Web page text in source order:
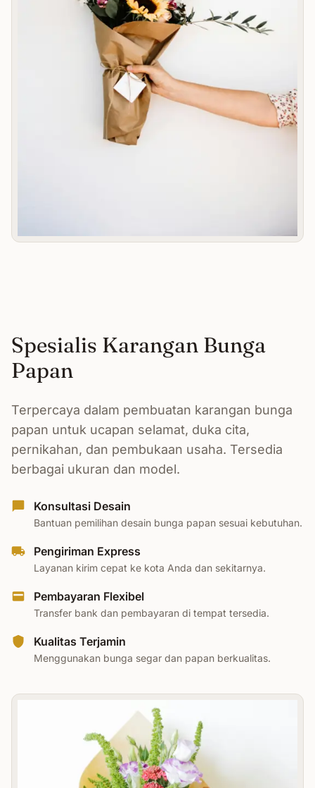
Spesialis Karangan Bunga
Papan
Terpercaya dalam pembuatan karangan bunga
papan untuk ucapan selamat, duka cita,
pernikahan, dan pembukaan usaha. Tersedia
berbagai ukuran dan model.
Konsultasi Desain
Bantuan pemilihan desain bunga papan sesuai kebutuhan.
Pengiriman Express
Layanan kirim cepat ke kota Anda dan sekitarnya.
Pembayaran Flexibel
Transfer bank dan pembayaran di tempat tersedia.
Kualitas Terjamin
Menggunakan bunga segar dan papan berkualitas.